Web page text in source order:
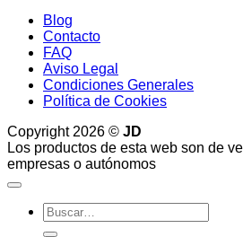
Blog
Contacto
FAQ
Aviso Legal
Condiciones Generales
Política de Cookies
Copyright 2026 © JD
Los productos de esta web son de
empresas o autónomos
Buscar
por: